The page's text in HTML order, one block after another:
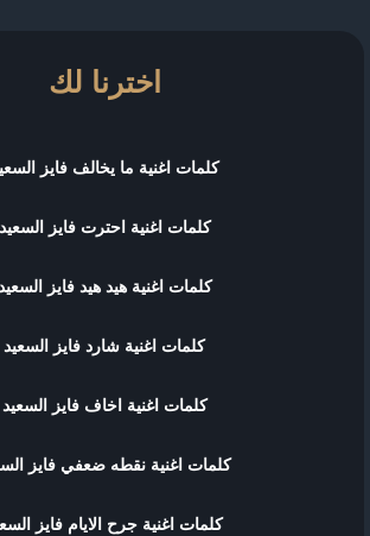
اخترنا لك
كلمات اغنية ما يخالف فايز
كلمات اغنية احترت فايز السعيد
كلمات اغنية هيد هيد فايز
كلمات اغنية شارد فايز السعيد
كلمات اغنية اخاف فايز السعيد
كلمات اغنية نقطه ضعفي فايز
كلمات اغنية جرح الايام فايز